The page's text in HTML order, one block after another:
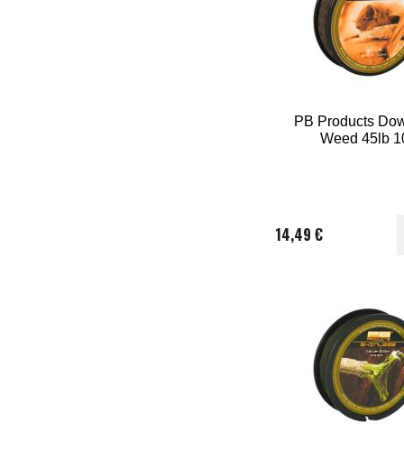
PB Products
Weed 45lb
14,49 €